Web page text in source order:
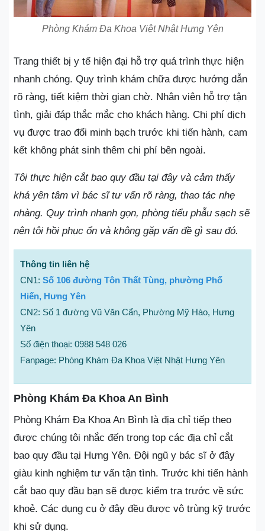
Phòng Khám Đa Khoa Việt Nhật Hưng Yên
Trang thiết bị y tế hiện đại hỗ trợ quá trình thực hiện
nhanh chóng. Quy trình khám chữa được hướng dẫn
rõ ràng, tiết kiệm thời gian chờ. Nhân viên hỗ trợ tận
tình, giải đáp thắc mắc cho khách hàng. Chi phí dịch
vụ được trao đổi minh bạch trước khi tiến hành, cam
kết không phát sinh thêm chi phí bên ngoài.
Tôi thực hiện cắt bao quy đầu tại đây và cảm thấy
khá yên tâm vì bác sĩ tư vấn rõ ràng, thao tác nhẹ
nhàng. Quy trình nhanh gọn, phòng tiểu phẫu sạch sẽ
nên tôi hồi phục ổn và không gặp vấn đề gì sau đó.
Thông tin liên hệ
CN1: Số 106 đường Tôn Thất Tùng, phường Phố
Hiến, Hưng Yên
CN2: Số 1 đường Vũ Văn Cẩn, Phường Mỹ Hào, Hưng
Yên
Số điện thoại: 0988 548 026
Fanpage: Phòng Khám Đa Khoa Việt Nhật Hưng Yên
Phòng Khám Đa Khoa An Bình
Phòng Khám Đa Khoa An Bình là địa chỉ tiếp theo
được chúng tôi nhắc đến trong top các địa chỉ cắt
bao quy đầu tại Hưng Yên. Đội ngũ y bác sĩ ở đây
giàu kinh nghiệm tư vấn tận tình. Trước khi tiến hành
cắt bao quy đầu bạn sẽ được kiểm tra trước về sức
khoẻ. Các dụng cụ ở đây đều được vô trùng kỹ trước
khi sử dụng.